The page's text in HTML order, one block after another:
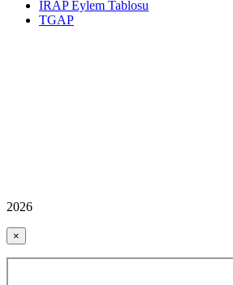
İRAP Eylem Tablosu
TGAP
2026
×